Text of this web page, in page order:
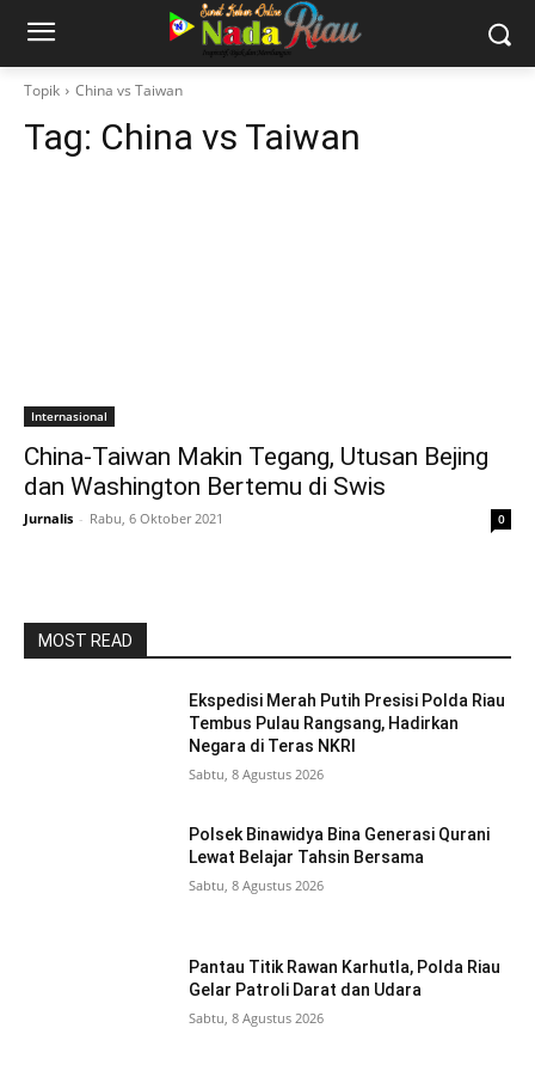
Topik China vs Taiwan
Tag: China vs Taiwan
Internasional
China-Taiwan Makin Tegang, Utusan Bejing
dan Washington Bertemu di Swis
Jurnalis - Rabu, 6 Oktober 2021 0
MOST READ
Ekspedisi Merah Putih Presisi Polda Riau
Tembus Pulau Rangsang, Hadirkan
Negara di Teras NKRI
Sabtu, 8 Agustus 2026
Polsek Binawidya Bina Generasi Qurani
Lewat Belajar Tahsin Bersama
Sabtu, 8 Agustus 2026
Pantau Titik Rawan Karhutla, Polda Riau
Gelar Patroli Darat dan Udara
Sabtu, 8 Agustus 2026